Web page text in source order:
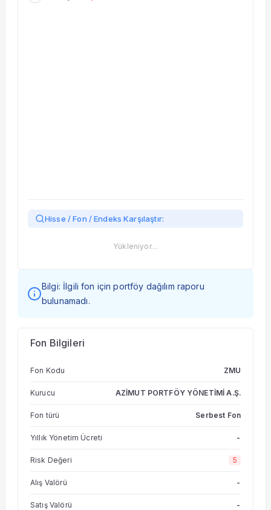
Hisse / Fon / Endeks Karşılaştır:
Yükleniyor…
Bilgi: İlgili fon için portföy dağılım raporu
bulunamadı.
Fon Bilgileri
Fon Kodu ZMU
Kurucu AZİMUT PORTFÖY YÖNETİMİ A.Ş.
Fon türü Serbest Fon
Yıllık Yönetim Ücreti -
Risk Değeri 5
Alış Valörü -
Satış Valörü -